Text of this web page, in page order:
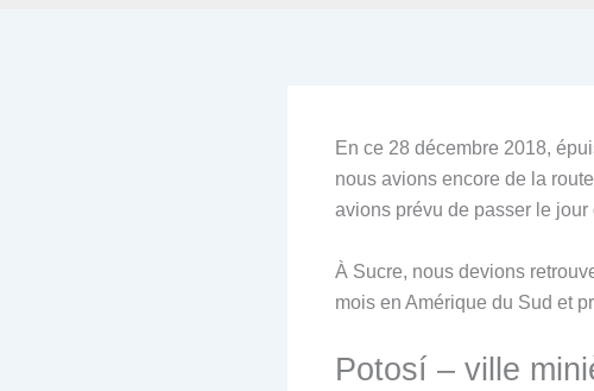
En ce 28 décembre 2018,
nous avions encore de la
avions prévu de passer le jour
À Sucre, nous devions
mois en Amérique du Sud et
Potosí – ville